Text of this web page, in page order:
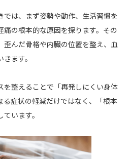
では、まず姿勢や動作、生活習慣を
の根本的な原因を探ります。その
歪んだ骨格や内臓の位置を整え、血
ます。
を整えることで「再発しにくい身体
症状の軽減だけではなく、「根本
います。